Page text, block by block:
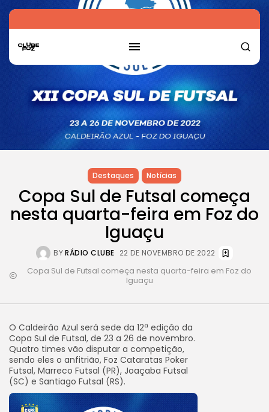
Destaques Notícias
Copa Sul de Futsal começa
nesta quarta-feira em Foz do
Iguaçu
BYRÁDIO CLUBE 22 DE NOVEMBRO DE 2022
Copa Sul de Futsal começa nesta quarta-feira em Foz do
Iguaçu
O Caldeirão Azul será sede da 12ª edição da
Copa Sul de Futsal, de 23 a 26 de novembro.
Quatro times vão disputar a competição,
sendo eles o anfitrião, Foz Cataratas Poker
Futsal, Marreco Futsal (PR), Joaçaba Futsal
(SC) e Santiago Futsal (RS).